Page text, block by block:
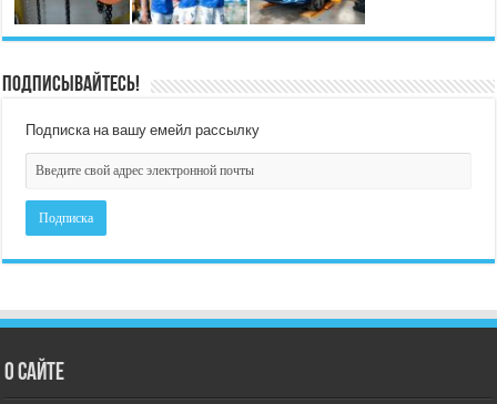
Подписывайтесь!
Подписка на вашу емейл рассылку
О сайте